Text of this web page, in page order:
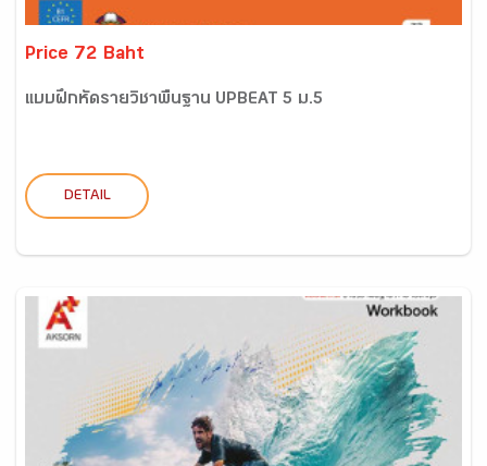
Price 72 Baht
แบบฝึกหัดรายวิชาพื้นฐาน UPBEAT 5 ม.5
DETAIL